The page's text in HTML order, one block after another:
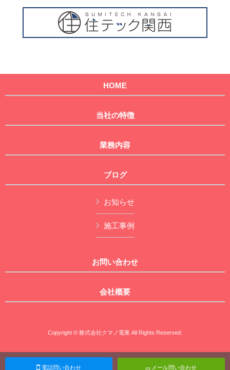
HOME
当社の特徴
業務内容
ブログ
お知らせ
施工事例
お問い合わせ
会社概要
Copyright © 株式会社クマノ電業 All Rights Reserved.
電話問い合わせ メール問い合わせ